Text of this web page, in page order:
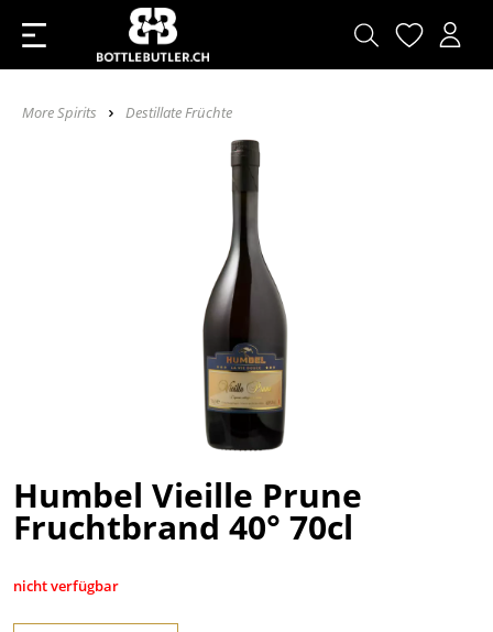
More Spirits Destillate Früchte
Humbel Vieille Prune
Fruchtbrand 40° 70cl
nicht verfügbar